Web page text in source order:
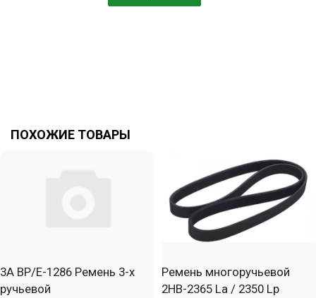
ПОХОЖИЕ ТОВАРЫ
3А BP/E-1286 Ремень 3-х
ручьевой
Ремень многоручьевой
2НВ-2365 La / 2350 Lp